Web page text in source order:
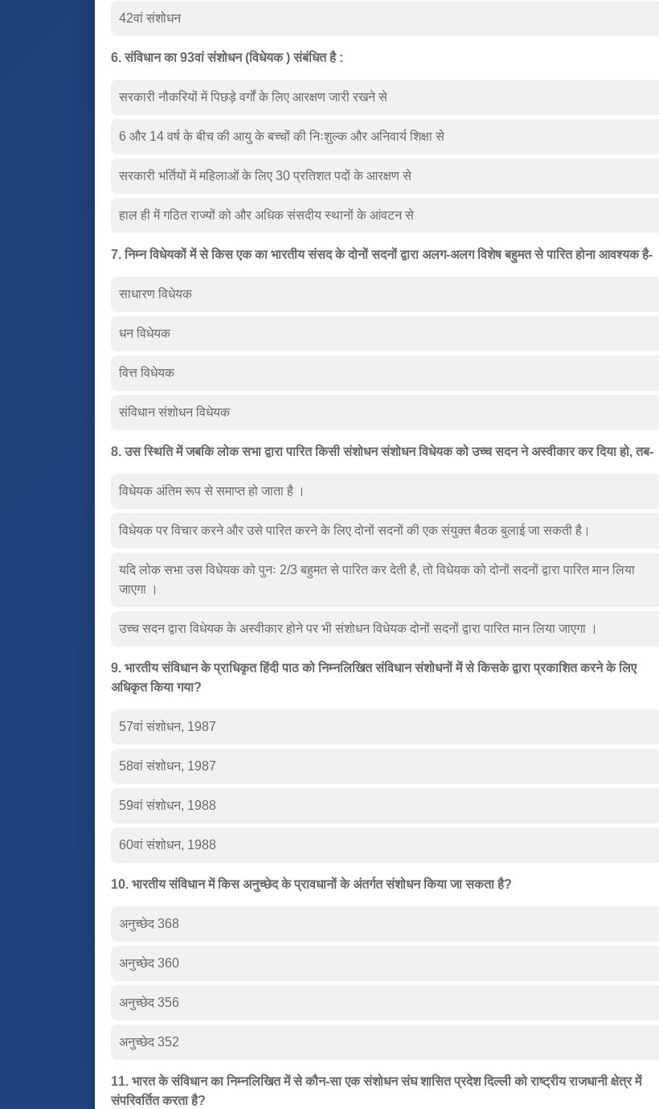
42वां संशोधन
6. संविधान का 93वां संशोधन (विधेयक ) संबंधित है :
सरकारी नौकरियों में पिछड़े वर्गों के लिए आरक्षण जारी रखने से
6 और 14 वर्ष के बीच की आयु के बच्चों की निःशुल्क और अनिवार्य शिक्षा से
सरकारी भर्तियों में महिलाओं के लिए 30 प्रतिशत पदों के आरक्षण से
हाल ही में गठित राज्यों को और अधिक संसदीय स्थानों के आंवटन से
7. निम्न विधेयकों में से किस एक का भारतीय संसद के दोनों सदनों द्वारा अलग-अलग विशेष बहुमत से पारित होना आवश्यक है-
साधारण विधेयक
धन विधेयक
वित्त विधेयक
संविधान संशोधन विधेयक
8. उस स्थिति में जबकि लोक सभा द्वारा पारित किसी संशोधन संशोधन विधेयक को उच्च सदन ने अस्वीकार कर दिया हो, तब-
विधेयक अंतिम रूप से समाप्त हो जाता है ।
विधेयक पर विचार करने और उसे पारित करने के लिए दोनों सदनों की एक संयुक्त बैठक बुलाई जा सकती है।
यदि लोक सभा उस विधेयक को पुनः 2/3 बहुमत से पारित कर देती है, तो विधेयक को दोनों सदनों द्वारा पारित मान लिया
जाएगा ।
उच्च सदन द्वारा विधेयक के अस्वीकार होने पर भी संशोधन विधेयक दोनों सदनों द्वारा पारित मान लिया जाएगा ।
9. भारतीय संविधान के प्राधिकृत हिंदी पाठ को निम्नलिखित संविधान संशोधनों में से किसके द्वारा प्रकाशित करने के लिए
अधिकृत किया गया?
57वां संशोधन, 1987
58वां संशोधन, 1987
59वां संशोधन, 1988
60वां संशोधन, 1988
10. भारतीय संविधान में किस अनुच्छेद के प्रावधानों के अंतर्गत संशोधन किया जा सकता है?
अनुच्छेद 368
अनुच्छेद 360
अनुच्छेद 356
अनुच्छेद 352
11. भारत के संविधान का निम्नलिखित में से कौन-सा एक संशोधन संघ शासित प्रदेश दिल्ली को राष्ट्रीय राजधानी क्षेत्र में
संपरिवर्तित करता है?